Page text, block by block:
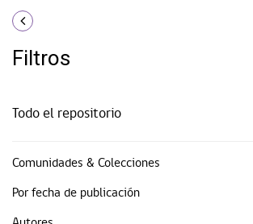
Filtros
Todo el repositorio
Comunidades & Colecciones
Por fecha de publicación